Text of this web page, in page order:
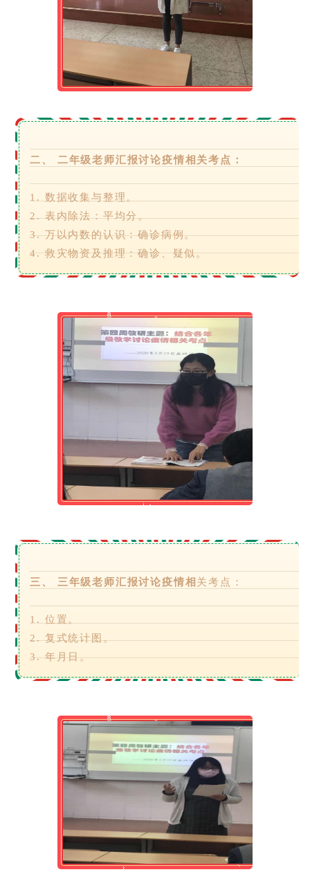
二、 二年级老师汇报讨论疫情相关考点：
1. 数据收集与整理。
2. 表内除法：平均分。
3. 万以内数的认识：确诊病例。
4. 救灾物资及推理：确诊、疑似。
三、 三年级老师汇报讨论疫情相 关考点：
1. 位置。
2. 复式统计图。
3. 年月日。